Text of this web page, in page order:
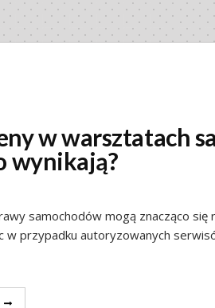
w warsztatach
wynikają?
samochodów mogą znacząco się
w przypadku autoryzowanych